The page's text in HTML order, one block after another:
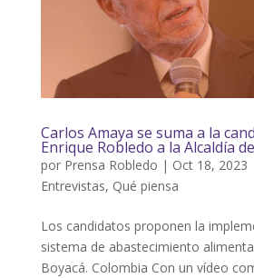
Carlos Amaya se suma a la
Enrique Robledo a la Alcaldía
por Prensa Robledo | Oct 18, 2023
Entrevistas, Qué piensa
Los candidatos proponen la
sistema de abastecimiento
Boyacá. Colombia Con un vídeo